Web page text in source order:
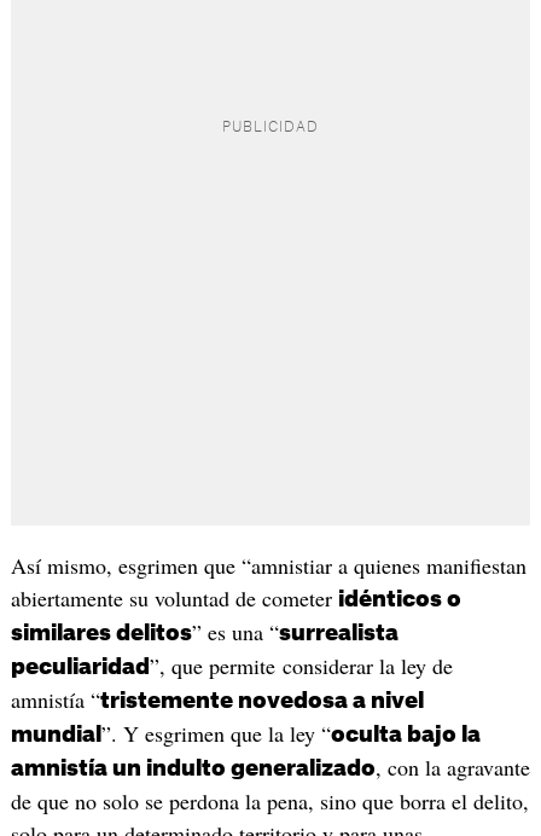
Así mismo, esgrimen que “amnistiar a quienes manifiestan
abiertamente su voluntad de cometer idénticos o
similares delitos” es una “surrealista
peculiaridad ”, que permite considerar la ley de
amnistía “tristemente novedosa a nivel
mundial ”. Y esgrimen que la ley “oculta bajo la
amnistía un indulto generalizado, con la agravante
de que no solo se perdona la pena, sino que borra el delito,